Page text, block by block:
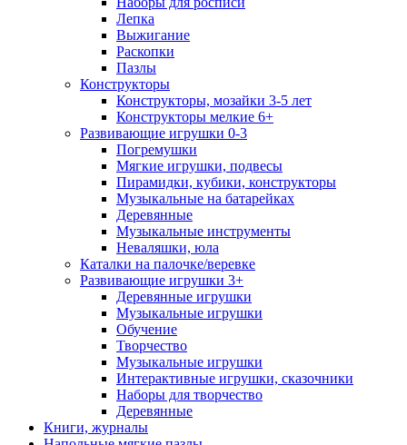
Лепка
Выжигание
Раскопки
Пазлы
Конструкторы
Конструкторы, мозайки 3-5 лет
Конструкторы мелкие 6+
Развивающие игрушки 0-3
Погремушки
Мягкие игрушки, подвесы
Пирамидки, кубики, конструкторы
Музыкальные на батарейках
Деревянные
Музыкальные инструменты
Неваляшки, юла
Каталки на палочке/веревке
Развивающие игрушки 3+
Деревянные игрушки
Музыкальные игрушки
Обучение
Творчество
Музыкальные игрушки
Интерактивные игрушки, сказочники
Наборы для творчество
Деревянные
Книги, журналы